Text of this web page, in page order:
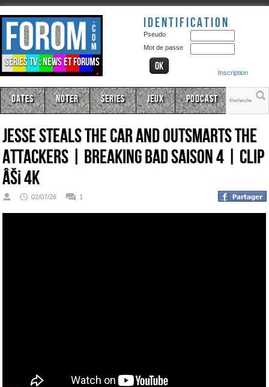
Séries TV : news et forums
Identification
Pseudo
Mot de passe
Inscription
Dates Noter Series Jeux Podcast
Jesse Steals The Car And Outsmarts The
Attackers | Breaking Bad Saison 4 | CLIP
âš¡ 4K
02/07/26 1